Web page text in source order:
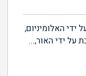
האלומיניום,
על ידי האור,...